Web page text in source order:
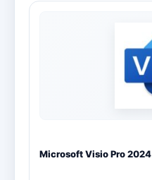
Microsoft Visio Pro 2024